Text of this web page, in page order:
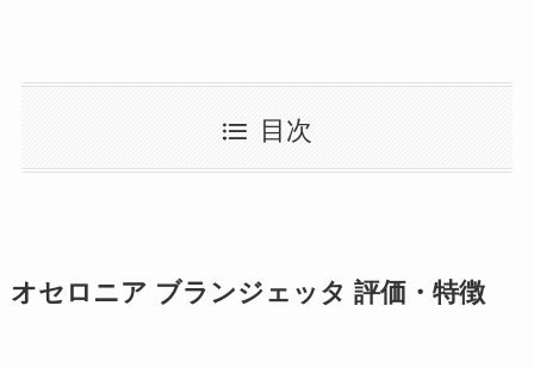
目次
オセロニア ブランジェッタ 評価・特徴